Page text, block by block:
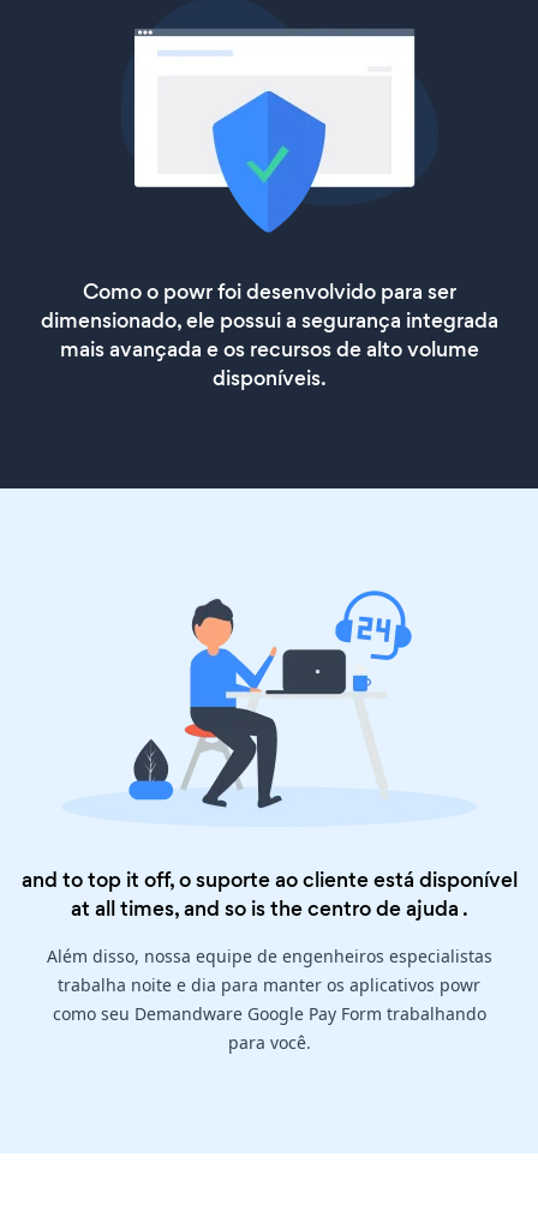
Como o powr foi desenvolvido para ser
dimensionado, ele possui a segurança integrada
mais avançada e os recursos de alto volume
disponíveis.
and to top it off, o suporte ao cliente está disponível
at all times, and so is thecentro de ajuda .
Além disso, nossa equipe de engenheiros especialistas
trabalha noite e dia para manter os aplicativos powr
como seu Demandware Google Pay Form trabalhando
para você.